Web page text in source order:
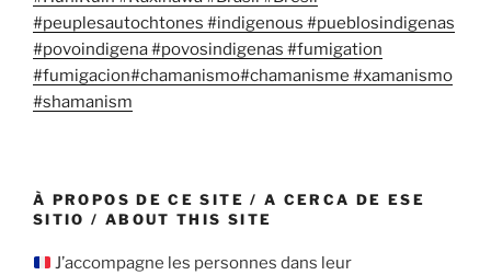
#peuplesautochtones #indigenous #pueblosindigenas
#povoindigena#povosindigenas #fumigation
#fumigacion#chamanismo#chamanisme #xamanismo
#shamanism
À PROPOS DE CE SITE / A CERCA DE ESE
SITIO / ABOUT THIS SITE
J’accompagne les personnes dans leur